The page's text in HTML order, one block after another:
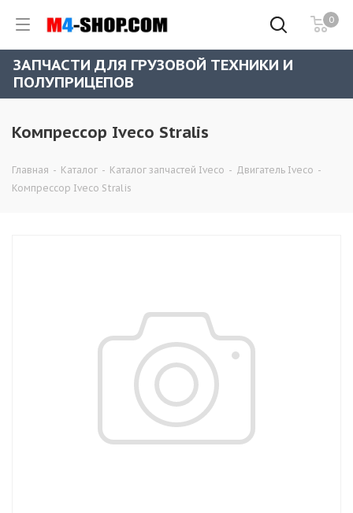
0
ЗАПЧАСТИ ДЛЯ ГРУЗОВОЙ ТЕХНИКИ И
ПОЛУПРИЦЕПОВ
Компрессор Iveco Stralis
Главная - Каталог - Каталог запчастей Iveco - Двигатель Iveco -
Компрессор Iveco Stralis